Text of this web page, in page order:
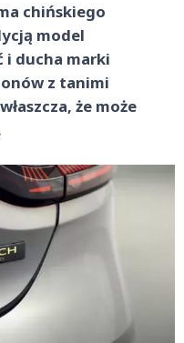
chińskiego
model
ducha marki
z tanimi
że może